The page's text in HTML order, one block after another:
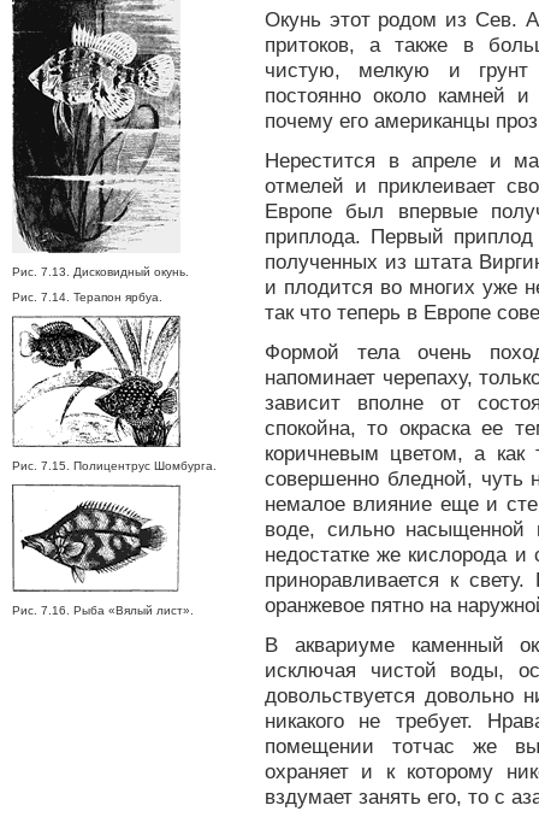
Окунь этот родом из Сев.
притоков, а также в
чистую, мелкую и грунт
постоянно около камней
почему его американцы
Нерестится в апреле и
отмелей и приклеивает
Европе был впервые
приплода. Первый
полученных из штата
и плодится во многих уже
так что теперь в Европе
Формой тела очень
напоминает черепаху,
зависит вполне от
спокойна, то окраска ее
коричневым цветом, а как
совершенно бледной, чуть
немалое влияние еще и
воде, сильно насыщенной
недостатке же кислорода
приноравливается к
оранжевое пятно на
В аквариуме каменный
исключая чистой воды,
довольствуется
никакого не требует.
помещении тотчас же
охраняет и к которому
вздумает занять его, то с
Рис. 7.13. Дисковидный окунь.
Рис. 7.14. Терапон ярбуа.
Рис. 7.15. Полицентрус Шомбурга.
Рис. 7.16. Рыба «Вялый лист».